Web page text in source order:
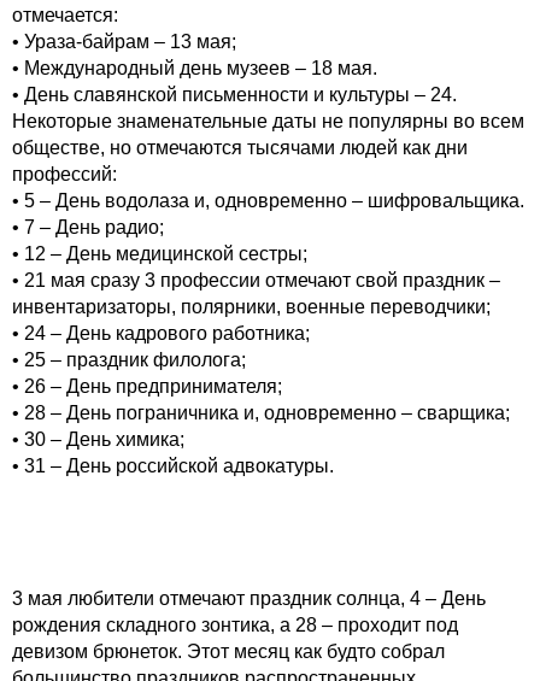
отмечается:
• Ураза-байрам – 13 мая;
• Международный день музеев – 18 мая.
• День славянской письменности и культуры – 24.
Некоторые знаменательные даты не популярны во всем
обществе, но отмечаются тысячами людей как дни
профессий:
• 5 – День водолаза и, одновременно – шифровальщика.
• 7 – День радио;
• 12 – День медицинской сестры;
• 21 мая сразу 3 профессии отмечают свой праздник –
инвентаризаторы, полярники, военные переводчики;
• 24 – День кадрового работника;
• 25 – праздник филолога;
• 26 – День предпринимателя;
• 28 – День пограничника и, одновременно – сварщика;
• 30 – День химика;
• 31 – День российской адвокатуры.
3 мая любители отмечают праздник солнца, 4 – День
рождения складного зонтика, а 28 – проходит под
девизом брюнеток. Этот месяц как будто собрал